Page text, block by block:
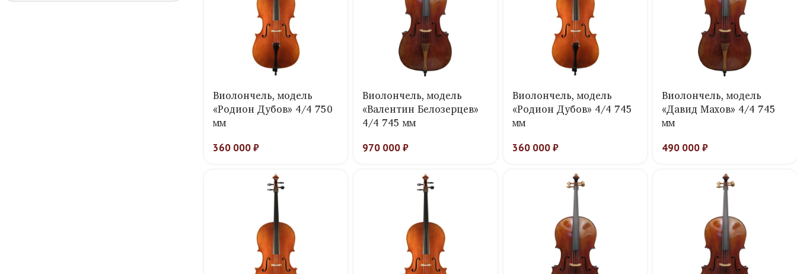
Виолончель, модель
«Родион Дубов» 4/4 750
мм
360 000₽
Виолончель, модель
«Валентин Белозерцев»
4/4 745 мм
970 000₽
Виолончель, модель
«Родион Дубов» 4/4 745
мм
360 000₽
Виолончель, модель
«Давид Махов» 4/4 745
мм
490 000₽